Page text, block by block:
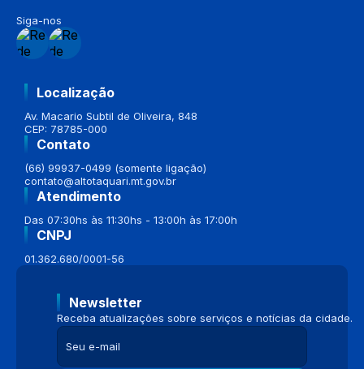
Siga-nos
Localização
Av. Macario Subtil de Oliveira, 848
CEP: 78785-000
Contato
(66) 99937-0499 (somente ligação)
contato@altotaquari.mt.gov.br
Atendimento
Das 07:30hs às 11:30hs - 13:00h às 17:00h
CNPJ
01.362.680/0001-56
Newsletter
Receba atualizações sobre serviços e notícias da cidade.